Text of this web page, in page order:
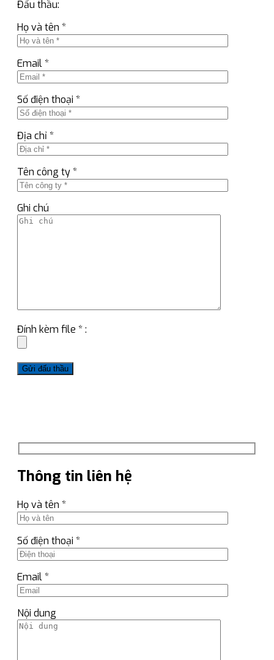
Đấu thầu:
Họ và tên *
Email *
Số điện thoại *
Địa chỉ *
Tên công ty *
Ghi chú
Đính kèm file * :
Thông tin liên hệ
Họ và tên *
Số điện thoại *
Email *
Nội dung